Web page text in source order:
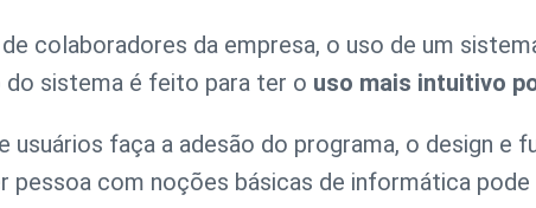
colaboradores da empresa, o uso de um
do sistema é feito para ter o uso mais intuitivo
usuários faça a adesão do programa, o design e
pessoa com noções básicas de informática pode